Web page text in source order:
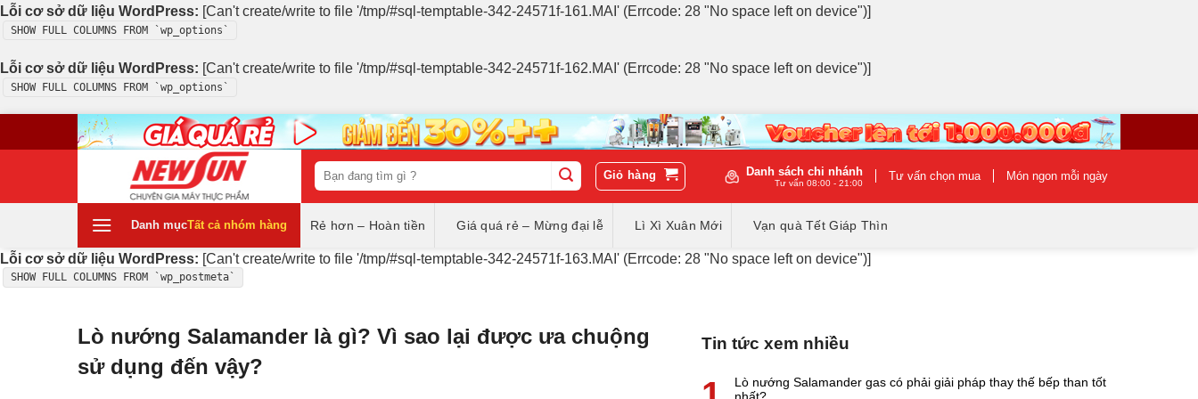
Lỗi cơ sở dữ liệu WordPress: [Can't create/write to file '/tmp/#sql-temptable-342-24571f-161.MAI' (Errcode: 28 "No space left on device")]
SHOW FULL COLUMNS FROM `wp_options`
Lỗi cơ sở dữ liệu WordPress: [Can't create/write to file '/tmp/#sql-temptable-342-24571f-162.MAI' (Errcode: 28 "No space left on device")]
SHOW FULL COLUMNS FROM `wp_options`
to
Tìm
kiếm:
Giỏ hàng Danh sách chi nhánh
Tư vấn 08:00 - 21:00 Tư vấn chọn mua Món ngon mỗi ngày
Tất cả nhóm hàng
Danh mục Rẻ hơn – Hoàn tiền Giá quá rẻ – Mừng đại lễ Lì Xì Xuân Mới Vạn quà Tết Giáp Thìn
Lỗi cơ sở dữ liệu WordPress: [Can't create/write to file '/tmp/#sql-temptable-342-24571f-163.MAI' (Errcode: 28 "No space left on device")]
SHOW FULL COLUMNS FROM `wp_postmeta`
Lò nướng Salamander là gì? Vì sao lại được ưa chuộng
sử dụng đến vậy?
Tin tức xem nhiều
Lò nướng Salamander gas có phải giải pháp thay thế bếp than tốt